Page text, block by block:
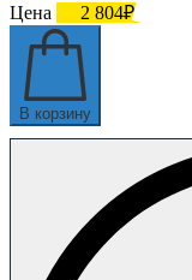
Цена
2 804₽
В корзину